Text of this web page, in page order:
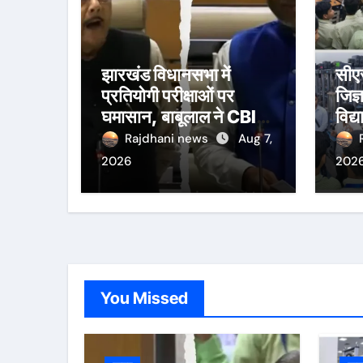
झारखंड विधानसभा में
प्रतियोगी परीक्षाओं पर
घमासान, बाबूलाल ने CBI
जांच की मांग उठाई
Rajdhani news
Aug 7,
2026
You Missed